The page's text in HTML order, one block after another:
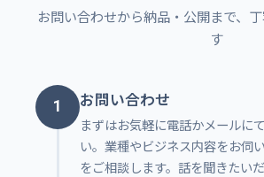
お問い合わせから納品・公開まで、
す
1 お問い合わせ
まずはお気軽に電話かメールに
い。業種やビジネス内容をお伺
をご相談します。話を聞きたい